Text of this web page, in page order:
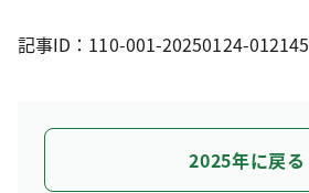
記事ID：110-001-20250124-012145
2025年に戻る